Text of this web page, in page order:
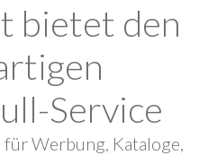
bietet den
Service
Werbung, Kataloge,